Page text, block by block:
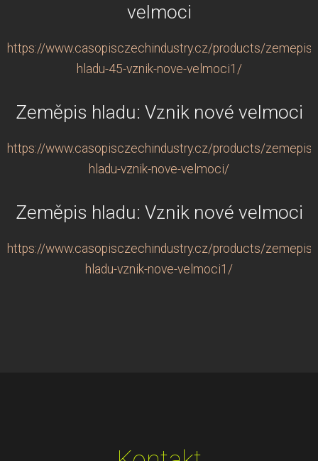
velmoci
https://www.casopisczechindustry.cz/products/zemepis-
hladu-45-vznik-nove-velmoci1/
Zeměpis hladu: Vznik nové velmoci
https://www.casopisczechindustry.cz/products/zemepis-
hladu-vznik-nove-velmoci/
Zeměpis hladu: Vznik nové velmoci
https://www.casopisczechindustry.cz/products/zemepis-
hladu-vznik-nove-velmoci1/